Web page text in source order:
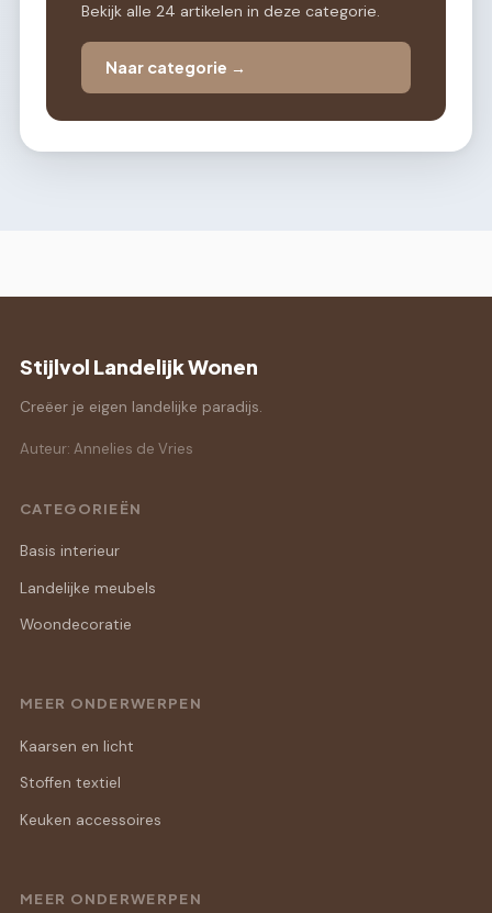
Bekijk alle 24 artikelen in deze categorie.
Naar categorie →
Stijlvol Landelijk Wonen
Creëer je eigen landelijke paradijs.
Auteur: Annelies de Vries
CATEGORIEËN
Basis interieur
Landelijke meubels
Woondecoratie
MEER ONDERWERPEN
Kaarsen en licht
Stoffen textiel
Keuken accessoires
MEER ONDERWERPEN